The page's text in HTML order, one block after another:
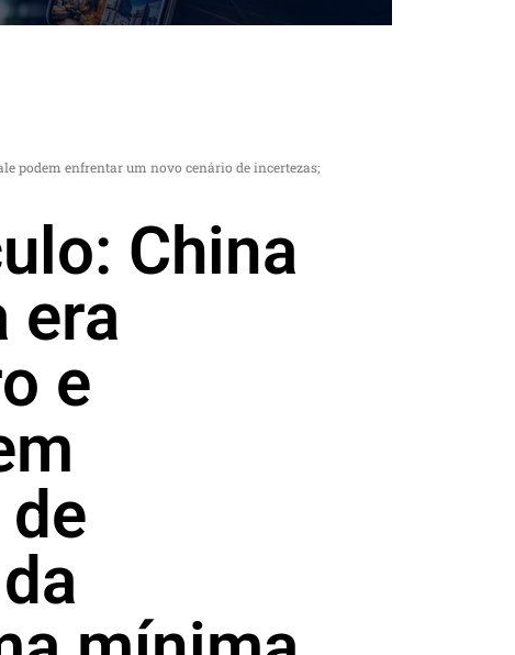
podem enfrentar um novo cenário de incertezas;
China
era
e